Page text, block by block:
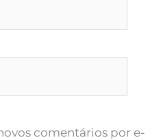
comentários por e-